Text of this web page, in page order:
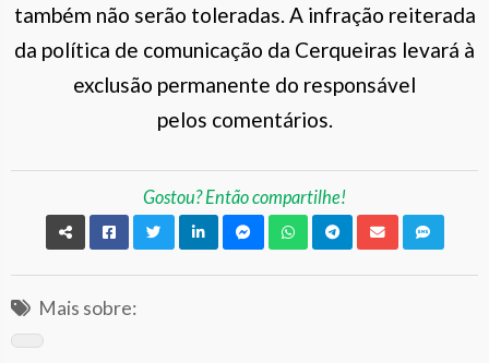
também não serão toleradas. A infração reiterada
da política de comunicação da Cerqueiras levará à
exclusão permanente do responsável
pelos comentários.
Gostou? Então compartilhe!
Mais sobre: